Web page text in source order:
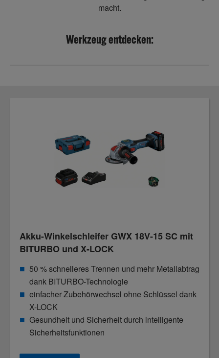
macht.
Werkzeug entdecken:
Akku-Winkelschleifer GWX 18V-15 SC mit
BITURBO und X-LOCK
50 % schnelleres Trennen und mehr Metallabtrag
dank BITURBO-Technologie
einfacher Zubehörwechsel ohne Schlüssel dank
X-LOCK
Gesundheit und Sicherheit durch intelligente
Sicherheitsfunktionen